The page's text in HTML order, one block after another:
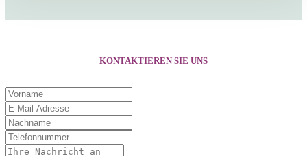
KONTAKTIEREN SIE UNS